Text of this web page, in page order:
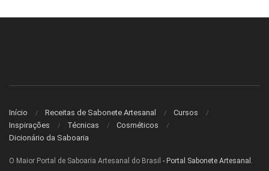
Início Receitas de Sabonete Artesanal
Cursos
Inspirações
Técnicas
Cosméticos
Dicionário da Saboaria
O Maior Portal de Saboaria Artesanal do Brasil - Portal Sabonete Artesanal .